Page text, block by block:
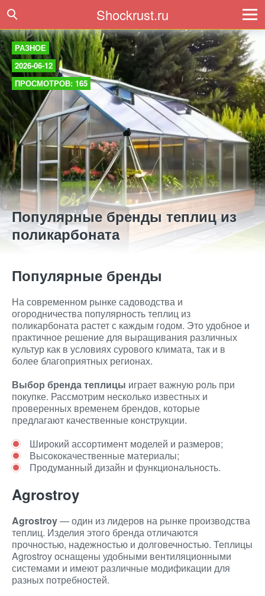
Shockrust.ru
РАЗНОЕ
2026-06-12
ПРОСМОТРОВ: 165
Популярные бренды теплиц из
поликарбоната
Популярные бренды
На современном рынке садоводства и
огородничества популярность теплиц из
поликарбоната растет с каждым годом. Это удобное и
практичное решение для выращивания различных
культур как в условиях сурового климата, так и в
более благоприятных регионах.
Выбор бренда теплицы играет важную роль при
покупке. Рассмотрим несколько известных и
проверенных временем брендов, которые
предлагают качественные конструкции.
Широкий ассортимент моделей и размеров;
Высококачественные материалы;
Продуманный дизайн и функциональность.
Agrostroy
Agrostroy— один из лидеров на рынке производства
теплиц. Изделия этого бренда отличаются
прочностью, надежностью и долговечностью. Теплицы
Agrostroy оснащены удобными вентиляционными
системами и имеют различные модификации для
разных потребностей.